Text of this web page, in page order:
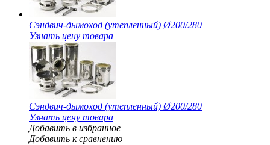
Сэндвич-дымоход (утепленный) Ø200/280
Узнать цену товара
Сэндвич-дымоход (утепленный) Ø200/280
Узнать цену товара
Добавить в избранное
Добавить к сравнению